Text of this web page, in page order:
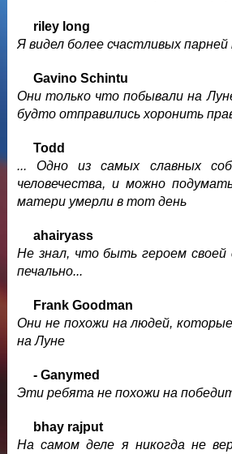
riley long
Я видел более счастливых парней
Gavino Schintu
Они только что побывали на
будто отправились хоронить
Todd
... Одно из самых славных
человечества, и можно
матери умерли в тот день
ahairyass
Не знал, что быть героем
печально...
Frank Goodman
Они не похожи на людей,
на Луне
- Ganymed
Эти ребята не похожи на
bhay rajput
На самом деле я никогда не